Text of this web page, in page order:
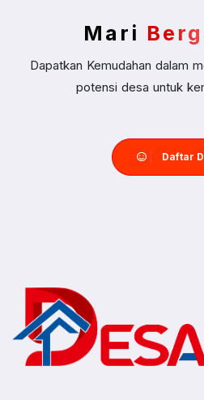
Mari
Dapatkan Kemudahan dalam
potensi desa untuk
Daftar